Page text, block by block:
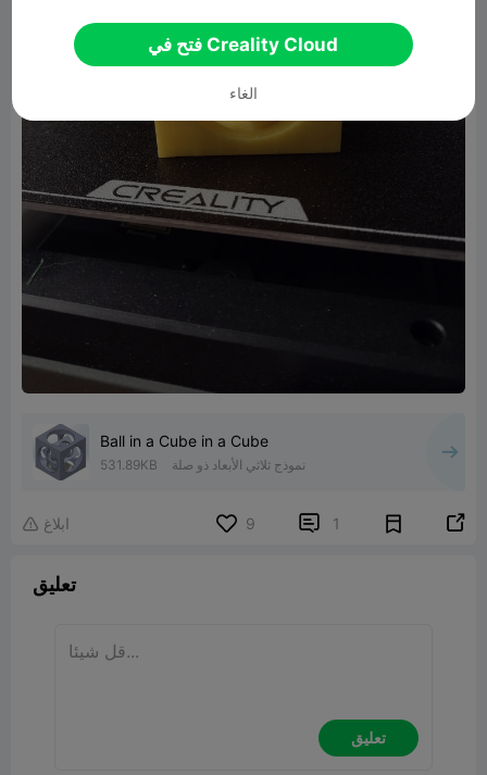
Ball in a Cube in a Cube
531.89KB نموذج ثلاثي الأبعاد ذو صلة
 ابلاغ 9  1 
تعليق
تعليق
فتح في Creality Cloud
الغاء